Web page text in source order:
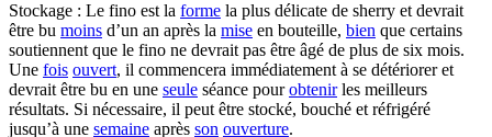
Stockage : Le fino est la forme la plus délicate de sherry et devrait
être bu moins d’un an après la mise en bouteille, bien que certains
soutiennent que le fino ne devrait pas être âgé de plus de six mois.
Une fois ouvert, il commencera immédiatement à se détériorer et
devrait être bu en une seule séance pourobtenirles meilleurs
résultats. Si nécessaire, il peut être stocké, bouché et réfrigéré
jusqu’à une semaine après son ouverture.